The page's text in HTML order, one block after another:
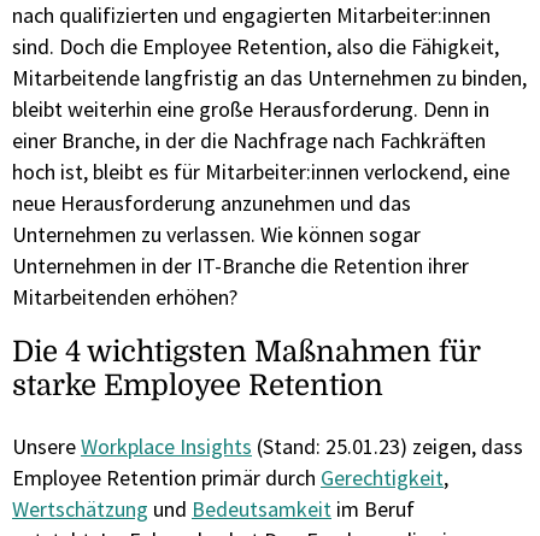
nach qualifizierten und engagierten Mitarbeiter:innen
sind. Doch die Employee Retention, also die Fähigkeit,
Mitarbeitende langfristig an das Unternehmen zu binden,
bleibt weiterhin eine große Herausforderung. Denn in
einer Branche, in der die Nachfrage nach Fachkräften
hoch ist, bleibt es für Mitarbeiter:innen verlockend, eine
neue Herausforderung anzunehmen und das
Unternehmen zu verlassen. Wie können sogar
Unternehmen in der IT-Branche die Retention ihrer
Mitarbeitenden erhöhen?
Die 4 wichtigsten Maßnahmen für
starke Employee Retention
UnsereWorkplace Insights (Stand: 25.01.23) zeigen, dass
Employee Retention primär durch Gerechtigkeit,
Wertschätzung und Bedeutsamkeit im Beruf